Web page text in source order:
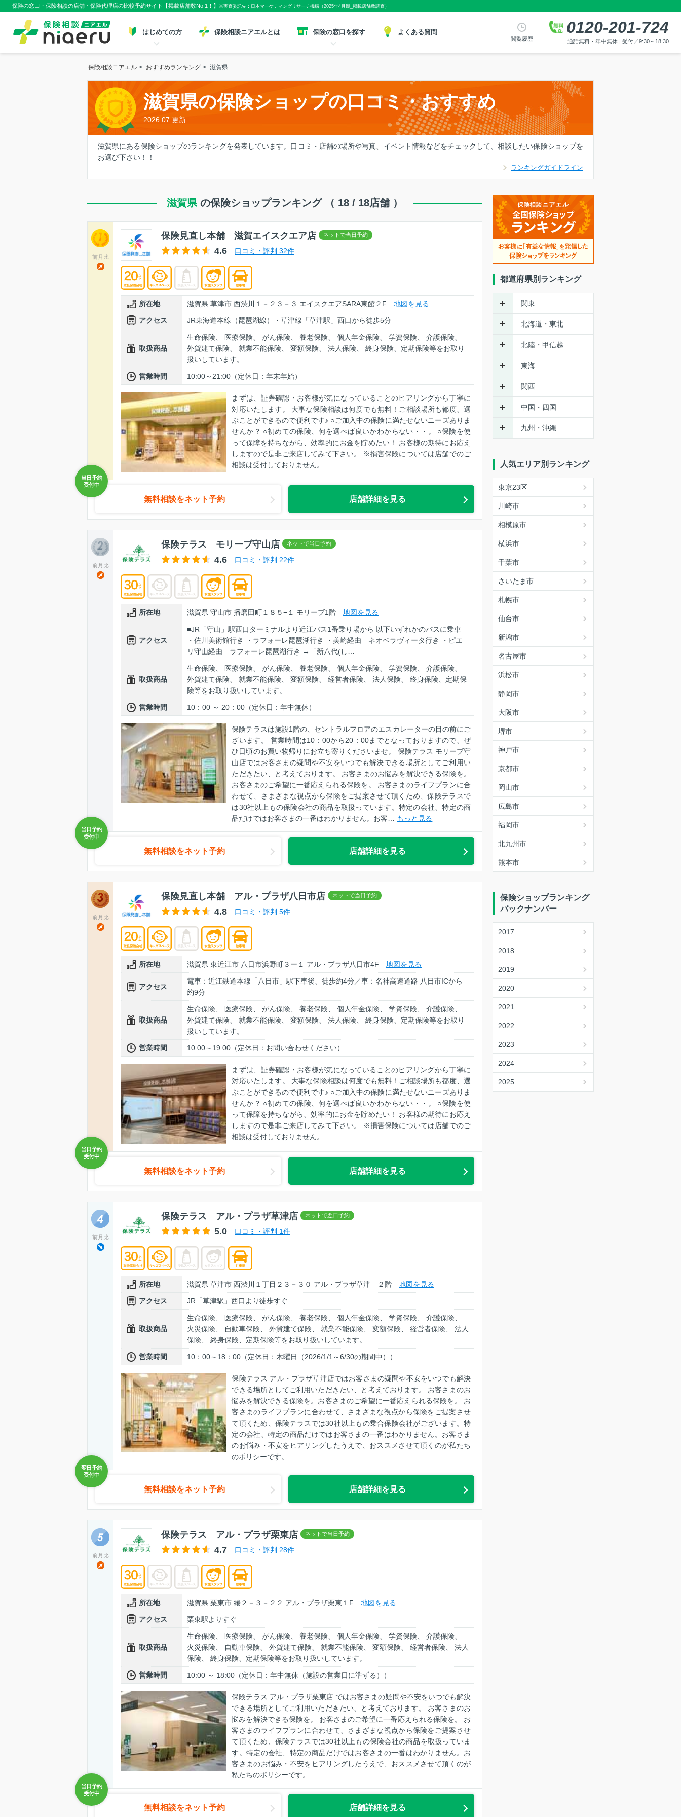
保険の窓口・保険相談の店舗・保険代理店の比較予約サイト【掲載店舗数No.1！】 ※実査委託先：日本マーケティングリサーチ機構（2025年4月期_掲載店舗数調査）
はじめての方 保険相談ニアエルとは 保険の窓口を探す よくある質問
閲覧履歴
0120-201-724
通話無料・年中無休 | 受付／9:30～18:30
保険相談ニアエル > おすすめランキング > 滋賀県
滋賀県の保険ショップの口コミ・おすすめ
2026.07 更新
滋賀県にある保険ショップのランキングを発表しています。口コミ・店舗の場所や写真、イベント情報などをチェックして、相談したい保険ショップを
お選び下さい！！
ランキングガイドライン
滋賀県 の保険ショップランキング （ 18 / 18店舗 ）
前月比
保険見直し本舗 滋賀エイスクエア店
4.6
口コミ・評判 32件
所在地 滋賀県 草津市 西渋川１－２３－３ エイスクエアSARA東館２F 地図を見る
アクセス JR東海道本線（琵琶湖線）・草津線「草津駅」西口から徒歩5分
取扱商品
生命保険、 医療保険、 がん保険、 養老保険、 個人年金保険、 学資保険、 介護保険、
外貨建て保険、 就業不能保険、 変額保険、 法人保険、 終身保険、定期保険等をお取り
扱いしています。
営業時間 10:00～21:00（定休日：年末年始）
まずは、証券確認・お客様が気になっていることのヒアリングから丁寧に
対応いたします。 大事な保険相談は何度でも無料！ご相談場所も都度、選
ぶことができるので便利です♪ ○ご加入中の保険に満たせないニーズありま
せんか？ ○初めての保険、何を選べば良いかわからない・・。 ○保険を使
って保障を持ちながら、効率的にお金を貯めたい！ お客様の期待にお応え
しますので是非ご来店してみて下さい。 ※損害保険については店舗でのご
相談は受付しておりません。
無料相談をネット予約 店舗詳細を見る
前月比
保険テラス モリーブ守山店
4.6
口コミ・評判 22件
所在地 滋賀県 守山市 播磨田町１８５−１ モリーブ1階 地図を見る
アクセス
■JR「守山」駅西口ターミナルより近江バス1番乗り場から 以下いずれかのバスに乗車
・佐川美術館行き ・ラフォーレ琵琶湖行き ・美崎経由 ネオベラヴィータ行き ・ピエ
リ守山経由 ラフォーレ琵琶湖行き →「新八代(し…
取扱商品
生命保険、 医療保険、 がん保険、 養老保険、 個人年金保険、 学資保険、 介護保険、
外貨建て保険、 就業不能保険、 変額保険、 経営者保険、 法人保険、 終身保険、定期保
険等をお取り扱いしています。
営業時間 10：00 ～ 20：00（定休日：年中無休）
保険テラスは施設1階の、セントラルフロアのエスカレーターの目の前にご
ざいます。 営業時間は10：00から20：00までとなっておりますので、ぜ
ひ日頃のお買い物帰りにお立ち寄りくださいませ。 保険テラス モリーブ守
山店ではお客さまの疑問や不安をいつでも解決できる場所としてご利用い
ただきたい、と考えております。 お客さまのお悩みを解決できる保険を。
お客さまのご希望に一番応えられる保険を。 お客さまのライフプランに合
わせて、さまざまな視点から保険をご提案させて頂くため、保険テラスで
は30社以上もの保険会社の商品を取扱っています。特定の会社、特定の商
品だけではお客さまの一番はわかりません。お客…
もっと見る
無料相談をネット予約 店舗詳細を見る
前月比
保険見直し本舗 アル・プラザ八日市店
4.8
口コミ・評判 5件
所在地 滋賀県 東近江市 八日市浜野町３ー１ アル・プラザ八日市4F 地図を見る
アクセス
電車：近江鉄道本線「八日市」駅下車後、徒歩約4分／車：名神高速道路 八日市ICから
約9分
取扱商品
生命保険、 医療保険、 がん保険、 養老保険、 個人年金保険、 学資保険、 介護保険、
外貨建て保険、 就業不能保険、 変額保険、 法人保険、 終身保険、定期保険等をお取り
扱いしています。
営業時間 10:00～19:00（定休日：お問い合わせください）
まずは、証券確認・お客様が気になっていることのヒアリングから丁寧に
対応いたします。 大事な保険相談は何度でも無料！ご相談場所も都度、選
ぶことができるので便利です♪ ○ご加入中の保険に満たせないニーズありま
せんか？ ○初めての保険、何を選べば良いかわからない・・。 ○保険を使
って保障を持ちながら、効率的にお金を貯めたい！ お客様の期待にお応え
しますので是非ご来店してみて下さい。 ※損害保険については店舗でのご
相談は受付しておりません。
無料相談をネット予約 店舗詳細を見る
前月比
保険テラス アル・プラザ草津店
5.0
口コミ・評判 1件
所在地 滋賀県 草津市 西渋川１丁目２３－３０ アル・プラザ草津 ２階 地図を見る
アクセス JR「草津駅」西口より徒歩すぐ
取扱商品
生命保険、 医療保険、 がん保険、 養老保険、 個人年金保険、 学資保険、 介護保険、
火災保険、 自動車保険、 外貨建て保険、 就業不能保険、 変額保険、 経営者保険、 法人
保険、 終身保険、定期保険等をお取り扱いしています。
営業時間 10：00～18：00（定休日：木曜日（2026/1/1～6/30の期間中））
保険テラス アル・プラザ草津店ではお客さまの疑問や不安をいつでも解決
できる場所としてご利用いただきたい、と考えております。 お客さまのお
悩みを解決できる保険を。お客さまのご希望に一番応えられる保険を。 お
客さまのライフプランに合わせて、さまざまな視点から保険をご提案させ
て頂くため、保険テラスでは30社以上もの乗合保険会社がございます。特
定の会社、特定の商品だけではお客さまの一番はわかりません。お客さま
のお悩み・不安をヒアリングしたうえで、おススメさせて頂くのが私たち
のポリシーです。
無料相談をネット予約 店舗詳細を見る
前月比
保険テラス アル・プラザ栗東店
4.7
口コミ・評判 28件
所在地 滋賀県 栗東市 綣２－３－２２ アル・プラザ栗東１F 地図を見る
アクセス 栗東駅よりすぐ
取扱商品
生命保険、 医療保険、 がん保険、 養老保険、 個人年金保険、 学資保険、 介護保険、
火災保険、 自動車保険、 外貨建て保険、 就業不能保険、 変額保険、 経営者保険、 法人
保険、 終身保険、定期保険等をお取り扱いしています。
営業時間 10:00 ～ 18:00（定休日：年中無休（施設の営業日に準ずる））
保険テラス アル・プラザ栗東店 ではお客さまの疑問や不安をいつでも解決
できる場所としてご利用いただきたい、と考えております。 お客さまのお
悩みを解決できる保険を。 お客さまのご希望に一番応えられる保険を。 お
客さまのライフプランに合わせて、さまざまな視点から保険をご提案させ
て頂くため、保険テラスでは30社以上もの保険会社の商品を取扱っていま
す。特定の会社、特定の商品だけではお客さまの一番はわかりません。お
客さまのお悩み・不安をヒアリングしたうえで、おススメさせて頂くのが
私たちのポリシーです。
無料相談をネット予約 店舗詳細を見る
都道府県別ランキング
関東
北海道・東北
北陸・甲信越
東海
関西
中国・四国
九州・沖縄
人気エリア別ランキング
東京23区
川崎市
相模原市
横浜市
千葉市
さいたま市
札幌市
仙台市
新潟市
名古屋市
浜松市
静岡市
大阪市
堺市
神戸市
京都市
岡山市
広島市
福岡市
北九州市
熊本市
保険ショップランキング
バックナンバー
2017
2018
2019
2020
2021
2022
2023
2024
2025